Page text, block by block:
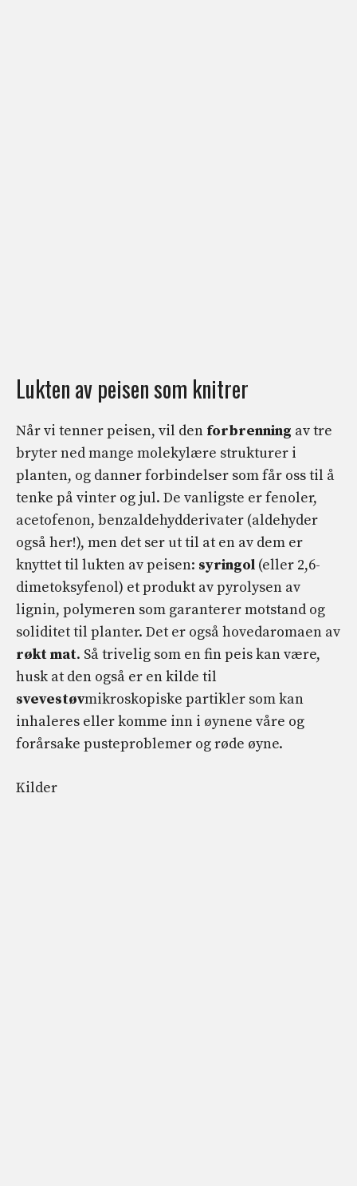
Lukten av peisen som knitrer
Når vi tenner peisen, vil den forbrenning av tre
bryter ned mange molekylære strukturer i
planten, og danner forbindelser som får oss til å
tenke på vinter og jul. De vanligste er fenoler,
acetofenon, benzaldehydderivater (aldehyder
også her!), men det ser ut til at en av dem er
knyttet til lukten av peisen: syringol (eller 2,6-
dimetoksyfenol) et produkt av pyrolysen av
lignin, polymeren som garanterer motstand og
soliditet til planter. Det er også hovedaromaen av
røkt mat. Så trivelig som en fin peis kan være,
husk at den også er en kilde til
svevestøvmikroskopiske partikler som kan
inhaleres eller komme inn i øynene våre og
forårsake pusteproblemer og røde øyne.
Kilder